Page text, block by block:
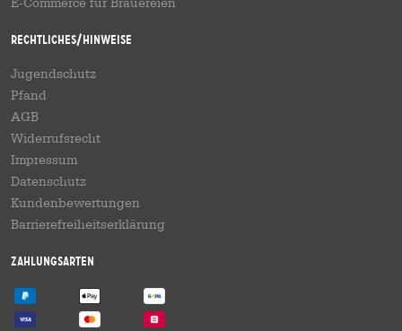
Rechtliches/Hinweise
Jugendschutz
Pfand
AGB
Widerrufsrecht
Impressum
Datenschutz
Kundenbewertungen
Barrierefreiheitserklärung
Zahlungsarten